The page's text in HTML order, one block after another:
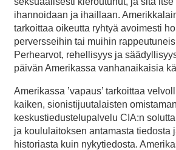
ihannoidaan ja ihaillaan.
tarkoittaa oikeutta ryhtyä avoimesti
perversseihin tai muihin
Perhearvot, rehellisyys ja
päivän Amerikassa vanhanaikaisia
Amerikassa ’vapaus’ tarkoittaa
kaiken, sionistijuutalaisten
keskustiedustelupalvelu CIA:n
ja koululaitoksen antamasta tiedosta
historiasta kuin nykytiedosta.